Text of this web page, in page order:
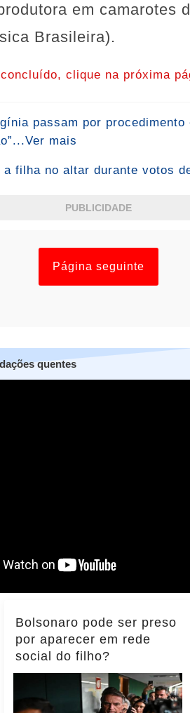
em camarotes
Brasileira).
clique na próxima
passam por
mais
filha no altar durante votos
PUBLICIDADE
Página seguinte
quentes
Bolsonaro pode ser preso
por aparecer em rede
social do filho?